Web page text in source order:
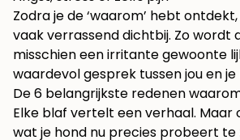
Zodra je de ‘waarom’ hebt
vaak verrassend dichtbij. Zo wordt
misschien een irritante gewoonte
waardevol gesprek tussen jou en
De 6 belangrijkste redenen
Elke blaf vertelt een verhaal. Maar
wat je hond nu precies probeert te